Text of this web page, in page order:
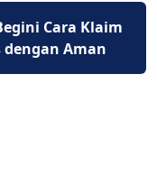
Cara Klaim
dengan Aman